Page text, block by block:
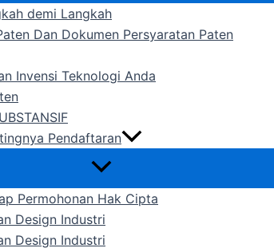
demi Langkah
Dan Dokumen Persyaratan Paten
Invensi Teknologi Anda
Pendaftaran
Permohonan Hak Cipta
Design Industri
Design Industri